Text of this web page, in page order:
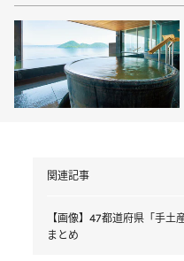
関連記事
【画像】47都道府県「手土
まとめ